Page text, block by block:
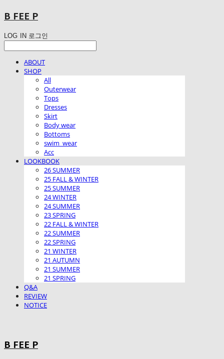
B FEE P
LOG IN 로그인
ABOUT
SHOP
All
Outerwear
Tops
Dresses
Skirt
Body wear
Bottoms
swim_wear
Acc
LOOKBOOK
26 SUMMER
25 FALL & WINTER
25 SUMMER
24 WINTER
24 SUMMER
23 SPRING
22 FALL & WINTER
22 SUMMER
22 SPRING
21 WINTER
21 AUTUMN
21 SUMMER
21 SPRING
Q&A
REVIEW
NOTICE
B FEE P